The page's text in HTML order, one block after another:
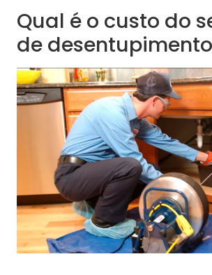
Qual é o custo do
de